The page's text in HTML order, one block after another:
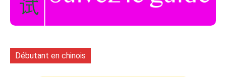
Débutant en chinois